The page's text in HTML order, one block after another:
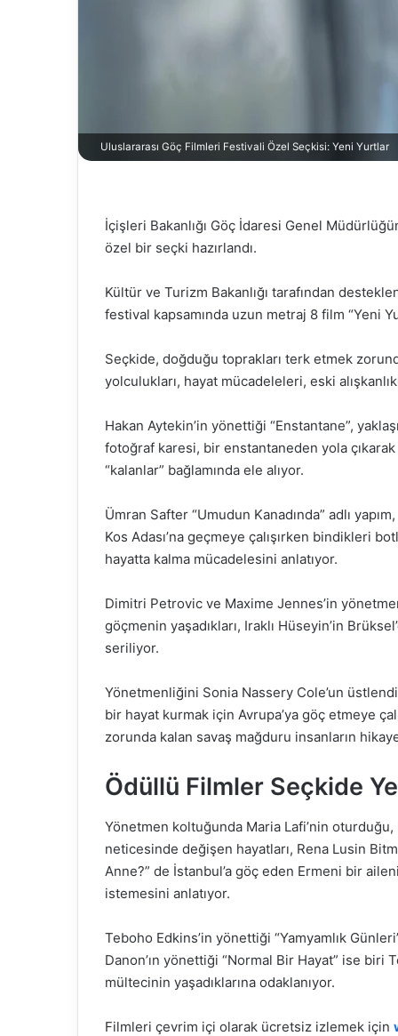
Uluslararası Göç Filmleri Festivali Özel Seçkisi: Yeni Yurtlar
İçişleri Bakanlığı Göç İdaresi Genel
özel bir seçki hazırlandı.
Kültür ve Turizm Bakanlığı tarafından
festival kapsamında uzun metraj 8 film “Yeni
Seçkide, doğduğu toprakları terk etmek
yolculukları, hayat mücadeleleri, eski
Hakan Aytekin’in yönettiği “Enstantane”,
fotoğraf karesi, bir enstantaneden yola
“kalanlar” bağlamında ele alıyor.
Ümran Safter “Umudun Kanadında” adlı
Kos Adası’na geçmeye çalışırken bindikleri
hayatta kalma mücadelesini anlatıyor.
Dimitri Petrovic ve Maxime Jennes’in
göçmenin yaşadıkları, Iraklı Hüseyin’in
seriliyor.
Yönetmenliğini Sonia Nassery Cole’un
bir hayat kurmak için Avrupa’ya göç etmeye
zorunda kalan savaş mağduru insanların
Ödüllü Filmler Seçkide
Yönetmen koltuğunda Maria Lafi’nin
neticesinde değişen hayatları, Rena Lusin
Anne?” de İstanbul’a göç eden Ermeni bir
istemesini anlatıyor.
Teboho Edkins’in yönettiği “Yamyamlık
Danon’ın yönettiği “Normal Bir Hayat” ise biri
mültecinin yaşadıklarına odaklanıyor.
Filmleri çevrim içi olarak ücretsiz izlemek için